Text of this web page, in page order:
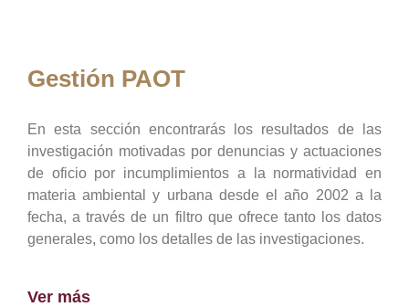
Gestión PAOT
En esta sección encontrarás los resultados de las
investigación motivadas por denuncias y actuaciones
de oficio por incumplimientos a la normatividad en
materia ambiental y urbana desde el año 2002 a la
fecha, a través de un filtro que ofrece tanto los datos
generales, como los detalles de las investigaciones.
Ver más